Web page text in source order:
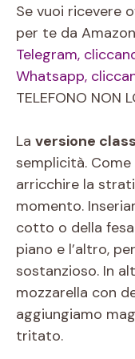
Se vuoi ricevere
per te da
Telegram,
Whatsapp,
TELEFONO NON
La versione
semplicità.
arricchire la
momento.
cotto o della
piano e l’altro,
sostanzioso. In
mozzarella con
aggiungiamo
tritato.